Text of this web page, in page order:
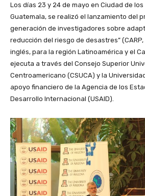
Los días 23 y 24 de mayo en Ciudad de
Guatemala, se realizó el lanzamiento del
generación de investigadores sobre
reducción del riesgo de desastres”
inglés, para la región Latinoamérica y el
ejecuta a través del Consejo Superior
Centroamericano (CSUCA) y la
apoyo financiero de la Agencia de los
Desarrollo Internacional (USAID).